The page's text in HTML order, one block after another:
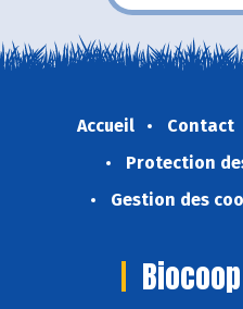
Accueil Contact
Protection
Gestion des